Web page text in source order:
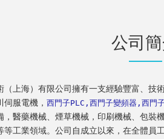
公司
（上海）有限公司擁有一支經驗豐富、技
伺服電機， 西門子PLC,西門子變頻器,西門
，醫藥機械、煙草機械，印刷機械、包裝
等工業領域。公司自成立以來，在全體員